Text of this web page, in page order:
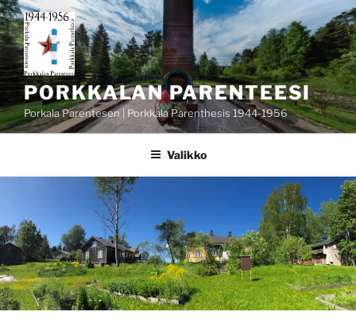
Siirry
sisältöön
PORKKALAN PARENTEESI
Porkala Parentesen | Porkkala Parenthesis 1944-1956
Valikko